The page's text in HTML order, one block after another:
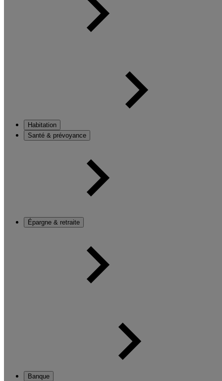
Habitation
Santé & prévoyance
Épargne & retraite
Banque